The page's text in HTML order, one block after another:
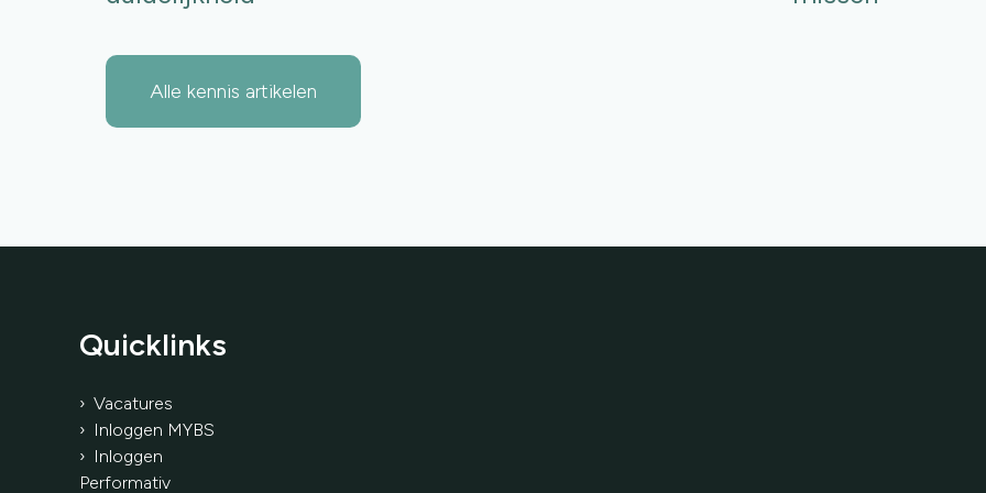
Alle kennis artikelen
Quicklinks
› Vacatures
› Inloggen MYBS
› Inloggen
Performativ